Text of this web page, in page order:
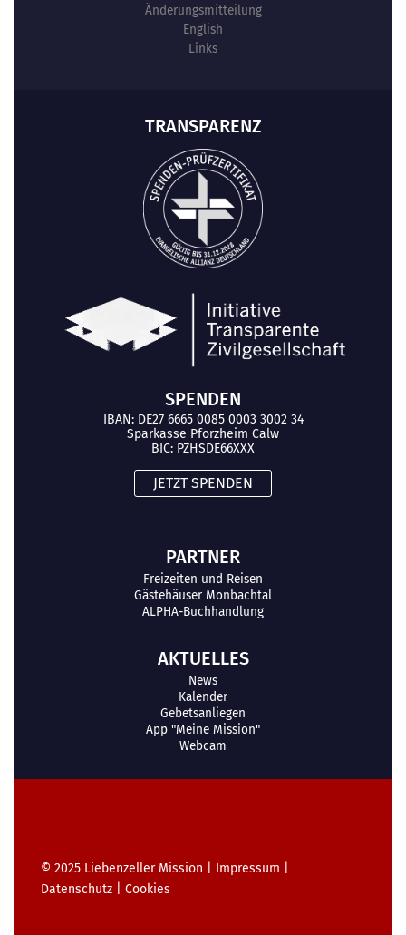
Änderungsmitteilung
English
Links
TRANSPARENZ
SPENDEN
IBAN: DE27 6665 0085 0003 3002 34
Sparkasse Pforzheim Calw
BIC: PZHSDE66XXX
JETZT SPENDEN
PARTNER
Freizeiten und Reisen
Gästehäuser Monbachtal
ALPHA-Buchhandlung
AKTUELLES
News
Kalender
Gebetsanliegen
App "Meine Mission"
Webcam
© 2025 Liebenzeller Mission Impressum
Datenschutz
Cookies